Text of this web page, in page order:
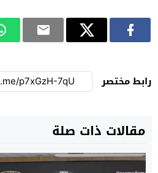
رابط مختصر
مقالات ذات صلة